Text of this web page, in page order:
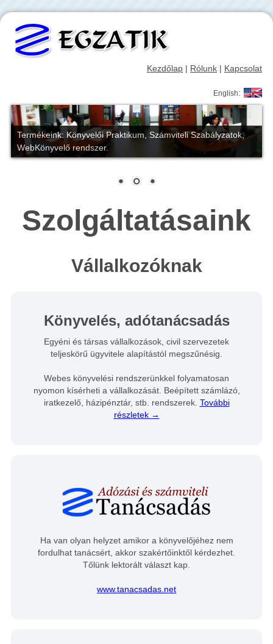
Kezdőlap | Rólunk | Kapcsolat
English:
Termékeink: Könyvelői Praktikum, Számviteli Szabályzatok,
WebKönyvelő rendszer.
Szolgáltatásaink
Vállalkozóknak
Könyvelés, adótanácsadás
Egyéni és társas vállalkozások, civil szervezetek
teljeskörű ügyvitele alapítástól megszűnésig.
Webes könyvelési rendszerünkkel folyamatosan
nyomon kísérheti a vállalkozását. Beépített számlázó,
iratkezelő, házipénztár, stb. rendszerek. További
részletek →
Ha van olyan helyzet amikor a könyvelőjéhez nem
fordulhat tanácsért, akkor szakértőinktől kérdezhet.
Tőlünk lektorált választ kap.
www.tanacsadas.net